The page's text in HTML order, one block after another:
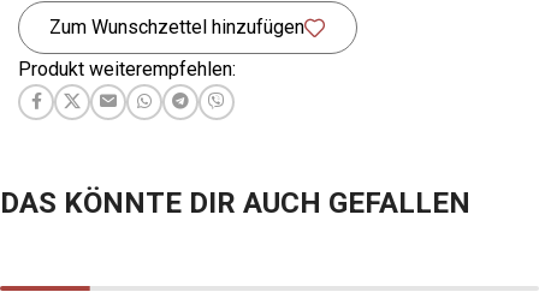
Zum Wunschzettel hinzufügen
Produkt weiterempfehlen:
DAS KÖNNTE DIR AUCH GEFALLEN